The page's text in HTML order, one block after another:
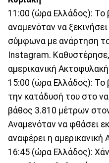
11:00 (ώρα Ελλάδος):
αναμενόταν να
σύμφωνα με ανάρτηση
Instagram.
αμερικανική
15:00 (ώρα Ελλάδος): Το
την κατάδυσή του στο
βάθος 3.810 μέτρων
Αναμενόταν να φθάσει
αναφέρει η αμερικανική
16:45 (ώρα Ελλάδος):